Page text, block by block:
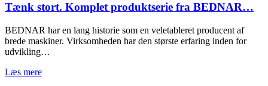
Tænk stort. Komplet produktserie fra BEDNAR…
BEDNAR har en lang historie som en veletableret producent af
brede maskiner. Virksomheden har den største erfaring inden for
udvikling…
Læs mere